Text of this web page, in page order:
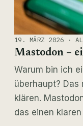
19. MÄRZ 2026 ·
Mastodon –
Warum bin ich
überhaupt?
klären.
das einen